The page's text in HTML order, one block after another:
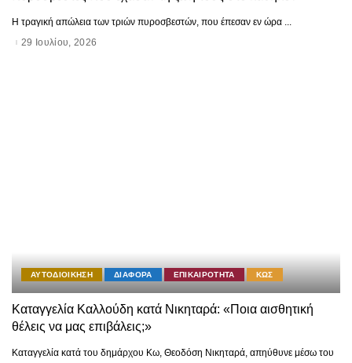
Η τραγική απώλεια των τριών πυροσβεστών, που έπεσαν εν ώρα ...
29 Ιουλίου, 2026
ΑΥΤΟΔΙΟΙΚΗΣΗ ΔΙΑΦΟΡΑ ΕΠΙΚΑΙΡΟΤΗΤΑ ΚΩΣ
Καταγγελία Καλλούδη κατά Νικηταρά: «Ποια αισθητική
θέλεις να μας επιβάλεις;»
Καταγγελία κατά του δημάρχου Κω, Θεοδόση Νικηταρά, απηύθυνε μέσω του